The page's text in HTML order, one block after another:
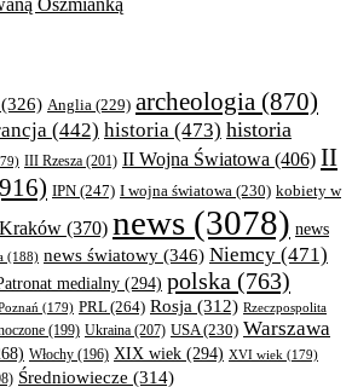
Oszmianką
(326) Anglia (229) archeologia (870)
(442) historia (473) historia
III Rzesza (201) II Wojna Światowa (406) II
IPN (247) I wojna światowa (230) kobiety w
Kraków (370) news (3078) news
(188) news światowy (346) Niemcy (471)
medialny (294) polska (763)
(179) PRL(264) Rosja (312) Rzeczpospolita
(199) Ukraina (207) USA(230) Warszawa
Włochy (196) XIX wiek (294) XVI wiek (179)
Średniowiecze (314)